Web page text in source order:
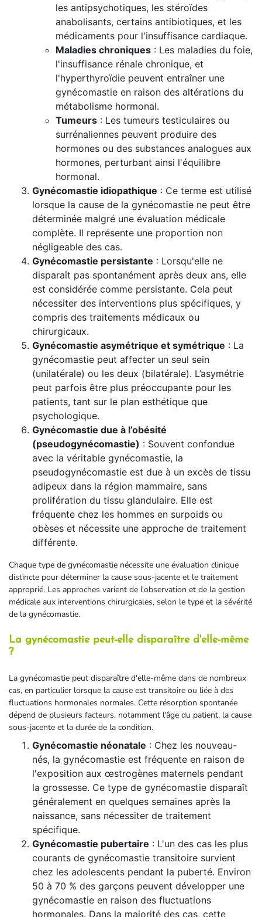
les antipsychotiques, les stéroïdes
anabolisants, certains antibiotiques, et les
médicaments pour l'insuffisance cardiaque.
Maladies chroniques : Les maladies du foie,
l'insuffisance rénale chronique, et
l'hyperthyroïdie peuvent entraîner une
gynécomastie en raison des altérations du
métabolisme hormonal.
Tumeurs : Les tumeurs testiculaires ou
surrénaliennes peuvent produire des
hormones ou des substances analogues aux
hormones, perturbant ainsi l'équilibre
hormonal.
Gynécomastie idiopathique : Ce terme est utilisé
lorsque la cause de la gynécomastie ne peut être
déterminée malgré une évaluation médicale
complète. Il représente une proportion non
négligeable des cas.
Gynécomastie persistante : Lorsqu'elle ne
disparaît pas spontanément après deux ans, elle
est considérée comme persistante. Cela peut
nécessiter des interventions plus spécifiques, y
compris des traitements médicaux ou
chirurgicaux.
Gynécomastie asymétrique et symétrique : La
gynécomastie peut affecter un seul sein
(unilatérale) ou les deux (bilatérale). L’asymétrie
peut parfois être plus préoccupante pour les
patients, tant sur le plan esthétique que
psychologique.
Gynécomastie due à l’obésité
(pseudogynécomastie) : Souvent confondue
avec la véritable gynécomastie, la
pseudogynécomastie est due à un excès de tissu
adipeux dans la région mammaire, sans
prolifération du tissu glandulaire. Elle est
fréquente chez les hommes en surpoids ou
obèses et nécessite une approche de traitement
différente.
Chaque type de gynécomastie nécessite une évaluation clinique
distincte pour déterminer la cause sous-jacente et le traitement
approprié. Les approches varient de l'observation et de la gestion
médicale aux interventions chirurgicales, selon le type et la sévérité
de la gynécomastie.
La gynécomastie peut-elle disparaître d'elle-même
?
La gynécomastie peut disparaître d'elle-même dans de nombreux
cas, en particulier lorsque la cause est transitoire ou liée à des
fluctuations hormonales normales. Cette résorption spontanée
dépend de plusieurs facteurs, notamment l'âge du patient, la cause
sous-jacente et la durée de la condition.
Gynécomastie néonatale : Chez les nouveau-
nés, la gynécomastie est fréquente en raison de
l'exposition aux œstrogènes maternels pendant
la grossesse. Ce type de gynécomastie disparaît
généralement en quelques semaines après la
naissance, sans nécessiter de traitement
spécifique.
Gynécomastie pubertaire : L'un des cas les plus
courants de gynécomastie transitoire survient
chez les adolescents pendant la puberté. Environ
50 à 70 % des garçons peuvent développer une
gynécomastie en raison des fluctuations
hormonales. Dans la majorité des cas, cette